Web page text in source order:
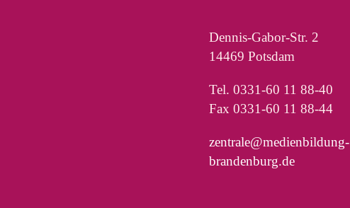
Dennis-Gabor-Str. 2
14469 Potsdam
Tel. 0331-60 11 88-40
Fax 0331-60 11 88-44
zentrale@medienbildung-
brandenburg.de